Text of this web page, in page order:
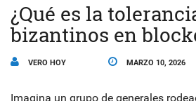
¿Qué es la
bizantinos en
VERO HOY MARZO 10, 2026
Imagina un grupo de generales